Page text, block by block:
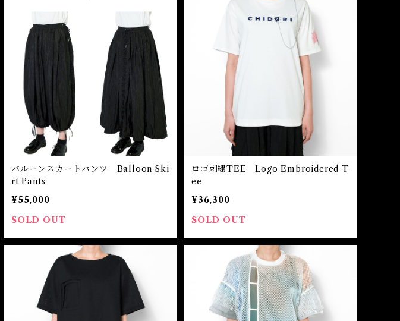
バルーンスカートパンツ Balloon Ski
rt Pants
¥55,000
SOLD OUT
ロゴ刺繍TEE Logo Embroidered T
ee
¥36,300
SOLD OUT